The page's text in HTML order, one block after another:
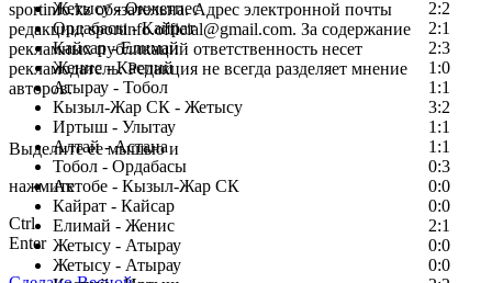
Жетысу - Окжетпес
2:2
Ордабасы - Кайрат
2:1
Кайсар - Елимай
2:3
Женис - Каспий
1:0
Атырау - Тобол
1:1
Кызыл-Жар СК - Жетысу
3:2
Иртыш - Улытау
1:1
Алтай - Астана
1:1
Тобол - Ордабасы
0:3
Актобе - Кызыл-Жар СК
0:0
Кайрат - Кайсар
0:0
Елимай - Женис
2:1
Жетысу - Атырау
0:0
Жетысу - Атырау
0:0
sportinfo.kz обязательна. Адрес электронной почты
редакции: sportinfo.official@gmail.com. За содержание
рекламных публикаций ответственность несет
рекламодатель. Редакция не всегда разделяет мнение
авторов.
Заметили ошибку в тексте?
Выделите ее мышью и
нажмите
Ctrl
Enter